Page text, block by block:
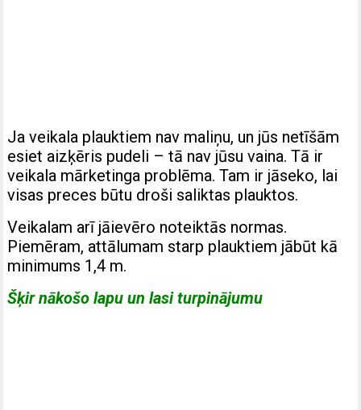
Ja veikala plauktiem nav maliņu, un jūs netīšām
esiet aizķēris pudeli – tā nav jūsu vaina. Tā ir
veikala mārketinga problēma. Tam ir jāseko, lai
visas preces būtu droši saliktas plauktos.
Veikalam arī jāievēro noteiktās normas.
Piemēram, attālumam starp plauktiem jābūt kā
minimums 1,4 m.
Šķir nākošo lapu un lasi turpinājumu